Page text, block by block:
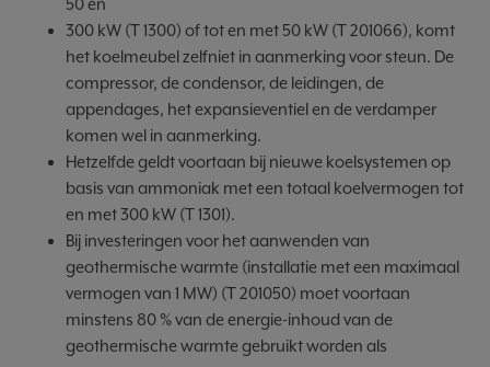
50 en
300 kW (T 1300) of tot en met 50 kW (T 201066), komt
het koelmeubel zelfniet in aanmerking voor steun. De
compressor, de condensor, de leidingen, de
appendages, het expansieventiel en de verdamper
komen wel in aanmerking.
Hetzelfde geldt voortaan bij nieuwe koelsystemen op
basis van ammoniak met een totaal koelvermogen tot
en met 300 kW (T 1301).
Bij investeringen voor het aanwenden van
geothermische warmte (installatie met een maximaal
vermogen van 1 MW) (T 201050) moet voortaan
minstens 80 % van de energie-inhoud van de
geothermische warmte gebruikt worden als